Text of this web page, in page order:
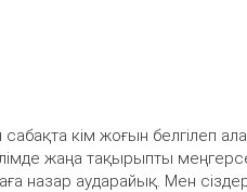
кім жоғын белгілеп
жаңа тақырыпты
назар аударайық. Мен